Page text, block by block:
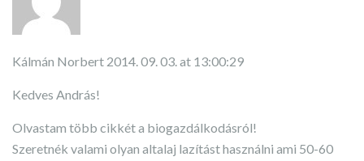
Kálmán Norbert 2014. 09. 03. at 13:00:29
Kedves András!
Olvastam több cikkét a biogazdálkodásról!
Szeretnék valami olyan altalaj lazítást használni ami 50-60